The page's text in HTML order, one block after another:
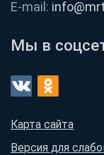
E-mail:
Мы в
Карта сайта
Версия для